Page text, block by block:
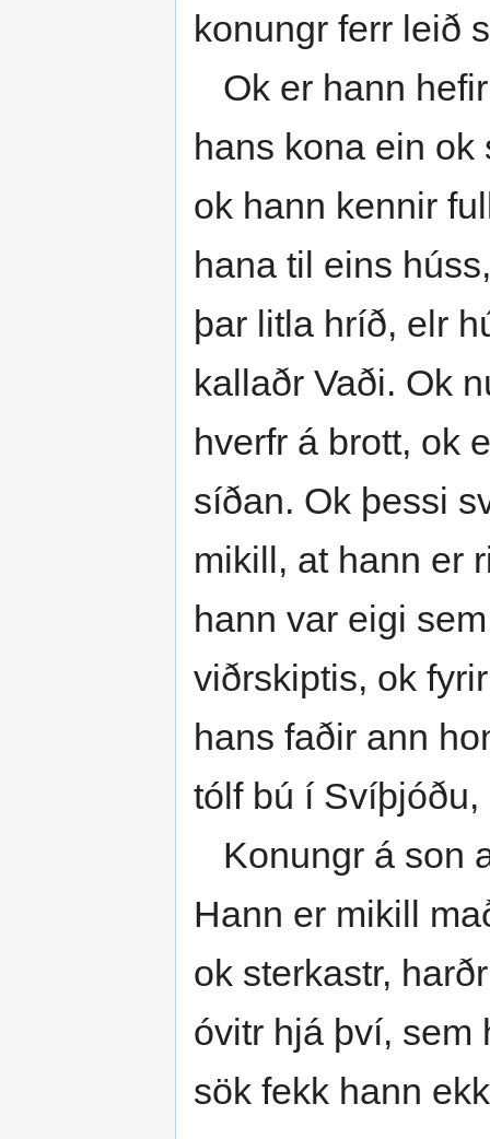
konungr ferr leið
Ok er hann
hans kona ein ok
ok hann kennir
hana til eins
þar litla hríð, elr
kallaðr Vaði. Ok
hverfr á brott, ok
síðan. Ok þessi
mikill, at hann er
hann var eigi
viðrskiptis, ok
hans faðir ann
tólf bú í
Konungr á son
Hann er mikill
ok sterkastr,
óvitr hjá því, sem
sök fekk hann